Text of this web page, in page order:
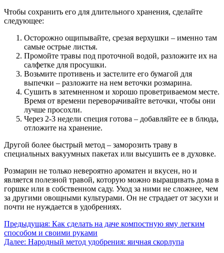
Чтобы сохранить его для длительного хранения, сделайте
следующее:
Осторожно ощипывайте, срезая верхушки – именно там
самые острые листья.
Промойте травы под проточной водой, разложите их на
салфетке для просушки.
Возьмите противень и застелите его бумагой для
выпечки – разложите на нем веточки розмарина.
Сушить в затемненном и хорошо проветриваемом месте.
Время от времени переворачивайте веточки, чтобы они
лучше просохли.
Через 2-3 недели специя готова – добавляйте ее в блюда,
отложите на хранение.
Другой более быстрый метод – заморозить траву в
специальных вакуумных пакетах или высушить ее в духовке.
Розмарин не только невероятно ароматен и вкусен, но и
является полезной травой, которую можно выращивать дома в
горшке или в собственном саду. Уход за ними не сложнее, чем
за другими овощными культурами. Он не страдает от засухи и
почти не нуждается в удобрениях.
Навигация
по
Предыдущая: Как сделать на даче компостную яму легким
способом и своими руками
Далее: Народный метод удобрения: яичная скорлупа